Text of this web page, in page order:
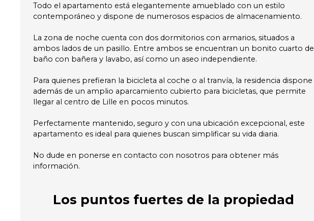
Todo el apartamento está elegantemente amueblado con un estilo
contemporáneo y dispone de numerosos espacios de almacenamiento.
La zona de noche cuenta con dos dormitorios con armarios, situados a
ambos lados de un pasillo. Entre ambos se encuentran un bonito cuarto de
baño con bañera y lavabo, así como un aseo independiente.
Para quienes prefieran la bicicleta al coche o al tranvía, la residencia dispone
además de un amplio aparcamiento cubierto para bicicletas, que permite
llegar al centro de Lille en pocos minutos.
Perfectamente mantenido, seguro y con una ubicación excepcional, este
apartamento es ideal para quienes buscan simplificar su vida diaria.
No dude en ponerse en contacto con nosotros para obtener más
información.
Los puntos fuertes de la propiedad